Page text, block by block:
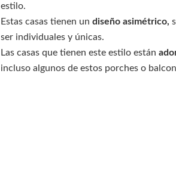
estilo.
Estas casas tienen un diseño asimétrico,
ser individuales y únicas.
Las casas que tienen este estilo están
incluso algunos de estos porches o